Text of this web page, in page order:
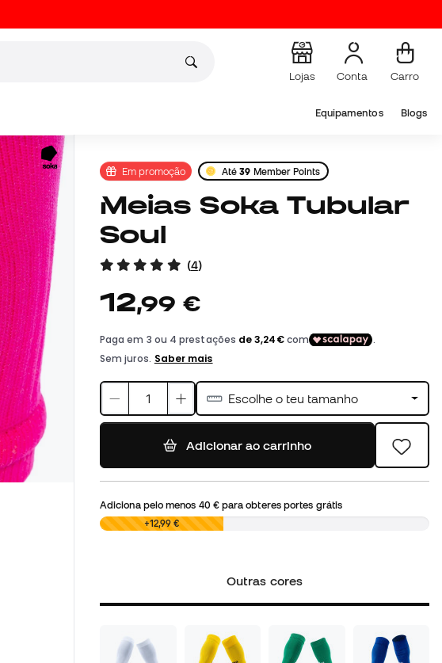
Lojas Conta Carro
Equipamentos Blogs
Em promoção Até39 Member Points
Meias Soka Tubular
Soul
(4)
12,99 €
Escolhe o teu tamanho
Adicionar ao carrinho
Adiciona pelo menos 40 €para obteres portes grátis
0,00 € +12,99 €
Outras cores